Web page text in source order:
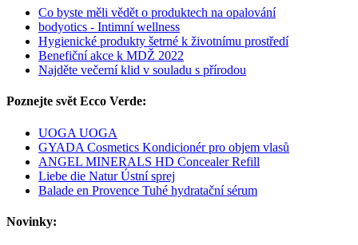
Co byste měli vědět o produktech na opalování
bodyotics - Intimní wellness
Hygienické produkty šetrné k životnímu prostředí
Benefiční akce k MDŽ 2022
Najděte večerní klid v souladu s přírodou
Poznejte svět Ecco Verde:
UOGA UOGA
GYADA Cosmetics Kondicionér pro objem vlasů
ANGEL MINERALS HD Concealer Refill
Liebe die Natur Ústní sprej
Balade en Provence Tuhé hydratační sérum
Novinky: